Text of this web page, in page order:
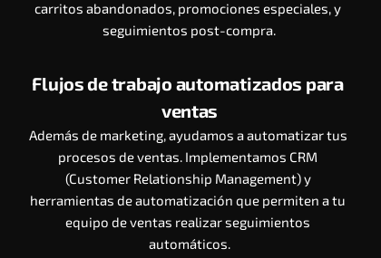
carritos abandonados, promociones especiales, y
seguimientos post-compra.
Flujos de trabajo automatizados para
ventas
Además de marketing, ayudamos a automatizar tus
procesos de ventas. Implementamos CRM
(Customer Relationship Management) y
herramientas de automatización que permiten a tu
equipo de ventas realizar seguimientos
automáticos.